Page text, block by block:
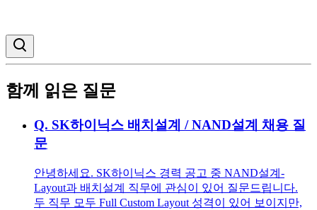
함께 읽은 질문
Q. SK하이닉스 배치설계 / NAND설계 채용 질
문
안녕하세요. SK하이닉스 경력 공고 중 NAND설계-
Layout과 배치설계 직무에 관심이 있어 질문드립니다.
두 직무 모두 Full Custom Layout 성격이 있어 보이지만,